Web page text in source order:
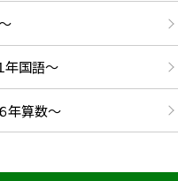
年国語～
年算数～